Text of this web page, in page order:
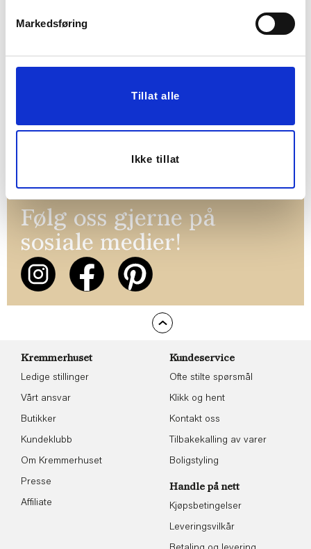
Markedsføring
Tillat alle
Ikke tillat
BLI MED!
Som medlem i kundeklubben vår får du
tilbud!
Følg oss gjerne på
sosiale medier!
Kremmerhuset
Ledige stillinger
Vårt ansvar
Butikker
Kundeklubb
Om Kremmerhuset
Presse
Affiliate
Kundeservice
Ofte stilte spørsmål
Klikk og hent
Kontakt oss
Tilbakekalling av varer
Boligstyling
Handle på nett
Kjøpsbetingelser
Leveringsvilkår